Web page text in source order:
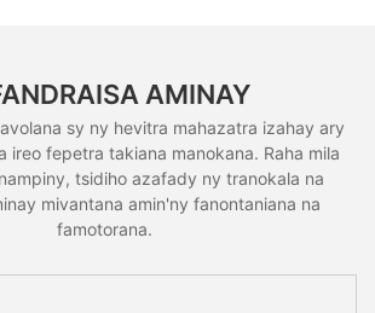
AMINAY
sy ny hevitra mahazatra izahay ary
ireo fepetra takiana manokana. Raha mila
tsidiho azafady ny tranokala na
mivantana amin'ny fanontaniana na
famotorana.